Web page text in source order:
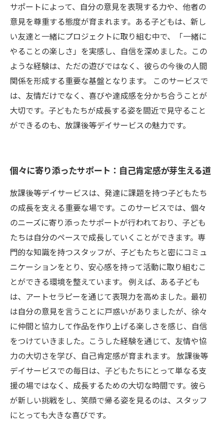
サポートによって、自分の意見を表現する力や、他者の
意見を尊重する態度が育まれます。ある子どもは、新し
い友達と一緒にプロジェクトに取り組む中で、「一緒に
やることの楽しさ」を実感し、自信を深めました。この
ような経験は、ただの遊びではなく、彼らの今後の人間
関係を形成する重要な基盤となります。 このサービスで
は、友情だけでなく、喜びや達成感を分かち合うことが
大切です。子どもたちが成長する姿を間近で見守ること
ができるのも、放課後等デイサービスの魅力です。
個々に寄り添ったサポート：自己肯定感が芽生える道
放課後等デイサービスは、発達に課題を持つ子どもたち
の成長を支える重要な場です。このサービスでは、個々
のニーズに寄り添ったサポートが行われており、子ども
たちは自分のペースで成長していくことができます。専
門的な知識を持つスタッフが、子どもたちと密にコミュ
ニケーションをとり、安心感を持って活動に取り組むこ
とができる環境を整えています。 例えば、ある子ども
は、アートセラピーを通じて表現力を高めました。最初
は自分の意見を言うことに戸惑いがありましたが、徐々
に仲間と協力して作品を作り上げる楽しさを感じ、自信
をつけていきました。こうした経験を通じて、友情や協
力の大切さを学び、自己肯定感が育まれます。 放課後等
デイサービスでの毎日は、子どもたちにとって単なる支
援の場ではなく、成長するための大切な時間です。彼ら
が新しい挑戦をし、笑顔で帰る姿を見るのは、スタッフ
にとっても大きな喜びです。